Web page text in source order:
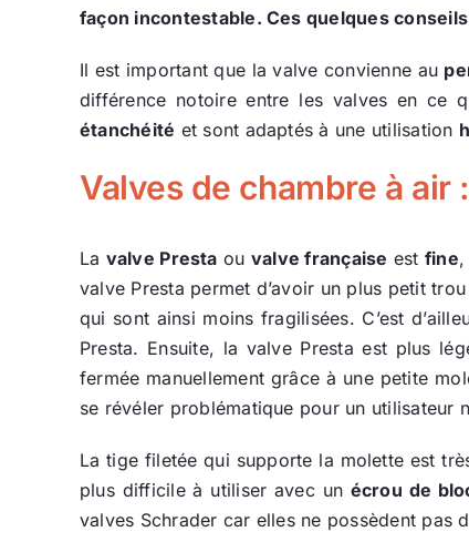
façon incontestable. Ces quelques
Il est important que la valve convienne au
différence notoire entre les valves en ce
étanchéité et sont adaptés à une utilisation
Valves de chambre à air
La valve Presta ou valve française est fine
valve Presta permet d’avoir un plus petit
qui sont ainsi moins fragilisées. C’est
Presta. Ensuite, la valve Presta est plus
fermée manuellement grâce à une petite
se révéler problématique pour un utilisateur
La tige filetée qui supporte la molette est
plus difficile à utiliser avec un écrou de
valves Schrader car elles ne possèdent pas